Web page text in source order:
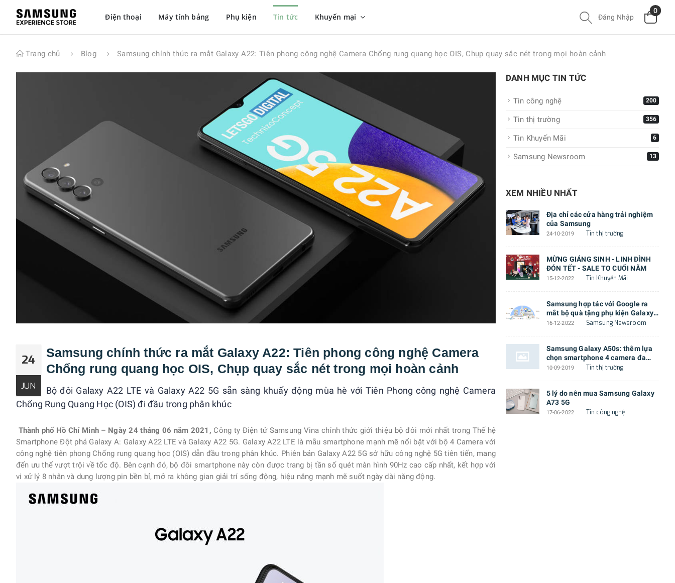
Điện thoại Máy tính bảng Phụ kiện Tin tức Khuyến mại Đăng Nhập
0
Trang chủ Blog Samsung chính thức ra mắt Galaxy A22: Tiên phong công nghệ Camera Chống rung quang học OIS, Chụp quay sắc nét trong mọi hoàn cảnh
24
JUN
Samsung chính thức ra mắt Galaxy A22: Tiên phong công nghệ Camera
Chống rung quang học OIS, Chụp quay sắc nét trong mọi hoàn cảnh
Bộ đôi Galaxy A22 LTE và Galaxy A22 5G sẵn sàng khuấy động mùa hè với Tiên Phong công nghệ Camera
Chống Rung Quang Học (OIS) đi đầu trong phân khúc
Thành phố Hồ Chí Minh – Ngày 24 tháng 06 năm 2021, Công ty Điện tử Samsung Vina chính thức giới thiệu bộ đôi mới nhất trong Thế hệ
Smartphone Đột phá Galaxy A: Galaxy A22 LTE và Galaxy A22 5G. Galaxy A22 LTE là mẫu smartphone mạnh mẽ nổi bật với bộ 4 Camera với
công nghệ tiên phong Chống rung quang học (OIS) dẫn đầu trong phân khúc. Phiên bản Galaxy A22 5G sở hữu công nghệ 5G tiên tiến, mang
đến ưu thế vượt trội về tốc độ. Bên cạnh đó, bộ đôi smartphone này còn được trang bị tần số quét màn hình 90Hz cao cấp nhất, kết hợp với
vi xử lý 8 nhân và dung lượng pin bền bỉ, mở ra không gian giải trí sống động, hiệu năng mạnh mẽ suốt ngày dài năng động.
DANH MỤC TIN TỨC
Tin công nghệ 200
Tin thị trường 356
Tin Khuyến Mãi 6
Samsung Newsroom 13
XEM NHIỀU NHẤT
Địa chỉ các cửa hàng trải nghiệm
của Samsung
24-10-2019 Tin thị trường
MỪNG GIÁNG SINH - LINH ĐÌNH
ĐÓN TẾT - SALE TO CUỐI NĂM
15-12-2022 Tin Khuyến Mãi
Samsung hợp tác với Google ra
mắt bộ quà tặng phụ kiện Galaxy
Z Flip4 cực độc đáo
16-12-2022 Samsung Newsroom
Samsung Galaxy A50s: thêm lựa
chọn smartphone 4 camera đa
năng với thiết kế mới lạ
10-09-2019 Tin thị trường
5 lý do nên mua Samsung Galaxy
A73 5G
17-06-2022 Tin công nghệ